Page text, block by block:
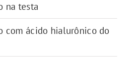
na testa
com ácido hialurônico do